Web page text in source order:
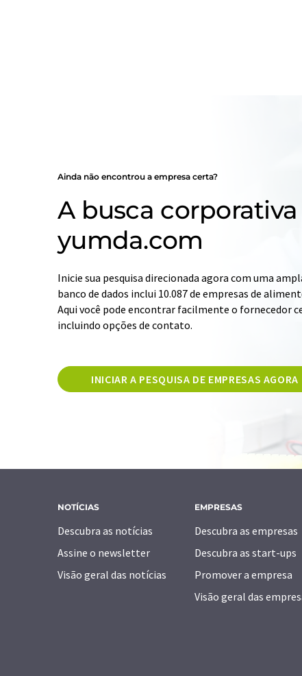
Ainda não encontrou a empresa certa?
A busca
yumda.com
Inicie sua pesquisa direcionada agora com uma
banco de dados inclui 10.087 de empresas de
Aqui você pode encontrar facilmente o fornecedor
incluindo opções de contato.
INICIAR A PESQUISA DE EMPRESAS AGORA
NOTÍCIAS
Descubra as notícias
Assine o newsletter
Visão geral das notícias
EMPRESAS
Descubra as empresas
Descubra as start-ups
Promover a empresa
Visão geral das